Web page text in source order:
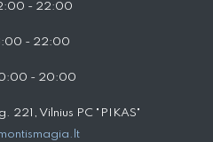
- 22:00
- 22:00
- 20:00
221, Vilnius PC "PIKAS"